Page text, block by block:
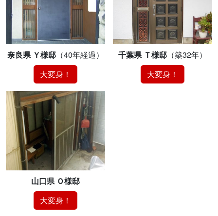
奈良県 Ｙ様邸 （40年経過）
大変身！
千葉県 Ｔ様邸 （築32年）
大変身！
山口県 Ｏ様邸
大変身！